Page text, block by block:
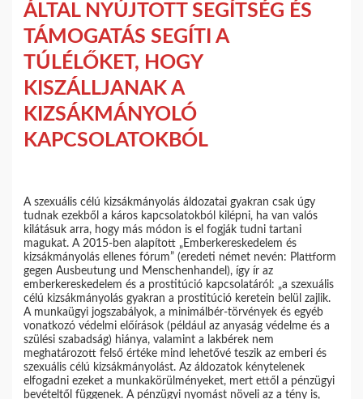
ÁLTAL NYÚJTOTT SEGÍTSÉG ÉS
TÁMOGATÁS SEGÍTI A
TÚLÉLŐKET, HOGY
KISZÁLLJANAK A
KIZSÁKMÁNYOLÓ
KAPCSOLATOKBÓL
A szexuális célú kizsákmányolás áldozatai gyakran csak úgy
tudnak ezekből a káros kapcsolatokból kilépni, ha van valós
kilátásuk arra, hogy más módon is el fogják tudni tartani
magukat. A 2015-ben alapított „Emberkereskedelem és
kizsákmányolás ellenes fórum” (eredeti német nevén: Plattform
gegen Ausbeutung und Menschenhandel), így ír az
emberkereskedelem és a prostitúció kapcsolatáról: „a szexuális
célú kizsákmányolás gyakran a prostitúció keretein belül zajlik.
A munkaügyi jogszabályok, a minimálbér-törvények és egyéb
vonatkozó védelmi előírások (például az anyaság védelme és a
szülési szabadság) hiánya, valamint a lakbérek nem
meghatározott felső értéke mind lehetővé teszik az emberi és
szexuális célú kizsákmányolást. Az áldozatok kénytelenek
elfogadni ezeket a munkakörülményeket, mert ettől a pénzügyi
bevételtől függenek. A pénzügyi nyomást növeli az a tény is,